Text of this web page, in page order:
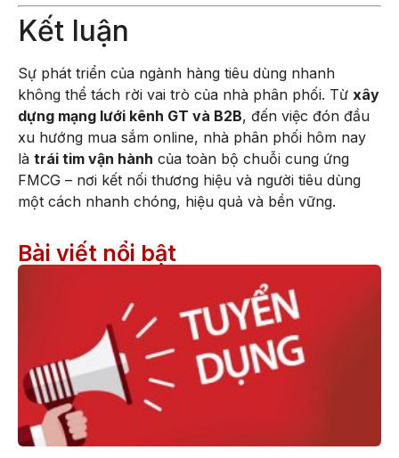
Kết luận
Sự phát triển của ngành hàng tiêu dùng nhanh
không thể tách rời vai trò của nhà phân phối. Từ xây
dựng mạng lưới kênh GT và B2B, đến việc đón đầu
xu hướng mua sắm online, nhà phân phối hôm nay
là trái tim vận hành của toàn bộ chuỗi cung ứng
FMCG – nơi kết nối thương hiệu và người tiêu dùng
một cách nhanh chóng, hiệu quả và bền vững.
Bài viết nổi bật